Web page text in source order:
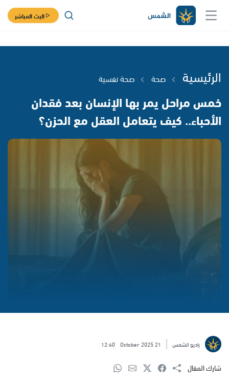
البث المباشر
الرئيسية صحة صحة نفسية
خمس مراحل يمر بها الإنسان بعد فقدان
الأحباء.. كيف يتعامل العقل مع الحزن؟
راديو الشمس 21 October 2025
12:40
شارك المقال